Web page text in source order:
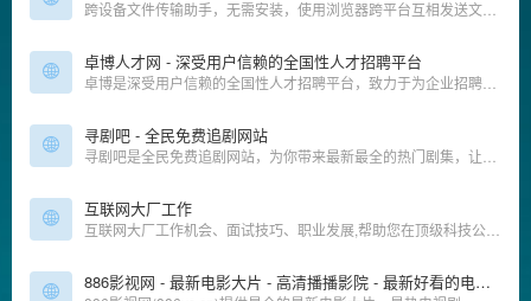
卓博人才网 - 深受用户信赖的全国性人才招聘平台
寻剧吧 - 全民免费追剧网站
互联网大厂工作
886影视网 - 最新电影大片 - 高清播播影院 - 最新好看的电视剧免费在线观看